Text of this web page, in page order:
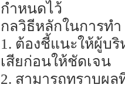
กำหนดไว้
กลวิธีหลักในการทำ
1. ต้องชี้แนะให้ผู้บ
เสียก่อนให้ชัดเจน
2. สามารถทราบผ